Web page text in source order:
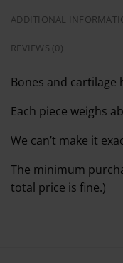
ADDITIONAL
REVIEWS (0)
Bones and cartilage
Each piece weighs
We can’t make it
The minimum
total price is fine.)